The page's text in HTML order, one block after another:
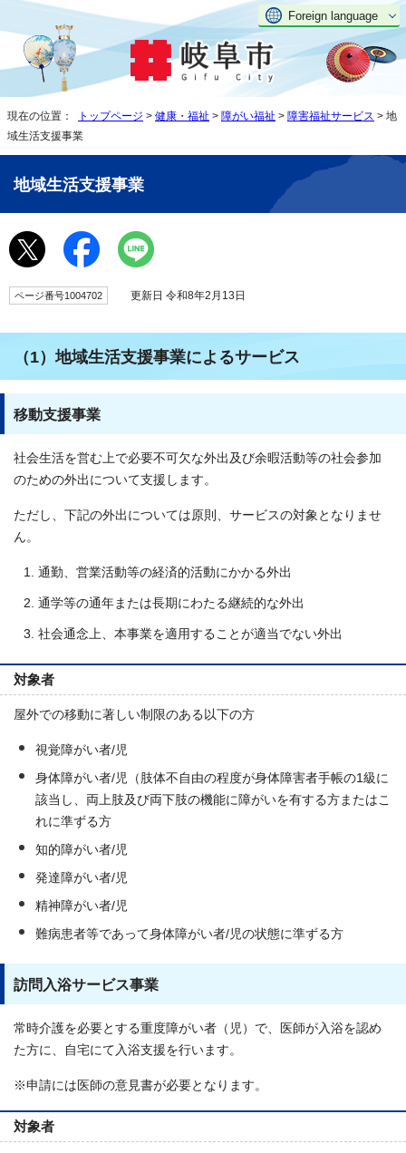
Foreign language
現在の位置： トップページ > 健康・福祉 > 障がい福祉 > 障害福祉サービス > 地
域生活支援事業
地域生活支援事業
ページ番号1004702 更新日 令和8年2月13日
（1）地域生活支援事業によるサービス
移動支援事業
社会生活を営む上で必要不可欠な外出及び余暇活動等の社会参加
のための外出について支援します。
ただし、下記の外出については原則、サービスの対象となりませ
ん。
通勤、営業活動等の経済的活動にかかる外出
通学等の通年または長期にわたる継続的な外出
社会通念上、本事業を適用することが適当でない外出
対象者
屋外での移動に著しい制限のある以下の方
視覚障がい者/児
身体障がい者/児（肢体不自由の程度が身体障害者手帳の1級に
該当し、両上肢及び両下肢の機能に障がいを有する方またはこ
れに準ずる方
知的障がい者/児
発達障がい者/児
精神障がい者/児
難病患者等であって身体障がい者/児の状態に準ずる方
訪問入浴サービス事業
常時介護を必要とする重度障がい者（児）で、医師が入浴を認め
た方に、自宅にて入浴支援を行います。
※申請には医師の意見書が必要となります。
対象者